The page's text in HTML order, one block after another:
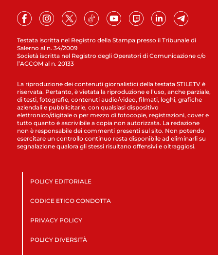
Testata iscritta nel Registro della Stampa presso il Tribunale di
Salerno al n. 34/2009
Società iscritta nel Registro degli Operatori di Comunicazione c/o
l’AGCOM al n. 20133
La riproduzione dei contenuti giornalistici della testata STILETV è
riservata. Pertanto, è vietata la riproduzione e l’uso, anche parziale,
di testi, fotografie, contenuti audio/video, filmati, loghi, grafiche
aziendali e pubblicitarie, con qualsiasi dispositivo
elettronico/digitale o per mezzo di fotocopie, registrazioni, cover e
tutto quanto è ascrivibile a copia non autorizzata. La redazione
non è responsabile dei commenti presenti sul sito. Non potendo
esercitare un controllo continuo resta disponibile ad eliminarli su
segnalazione qualora gli stessi risultano offensivi e oltraggiosi.
POLICY EDITORIALE
CODICE ETICO CONDOTTA
PRIVACY POLICY
POLICY DIVERSITÀ